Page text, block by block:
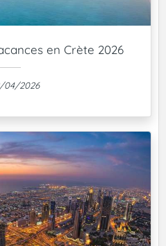
en Crète 2026
04/2026